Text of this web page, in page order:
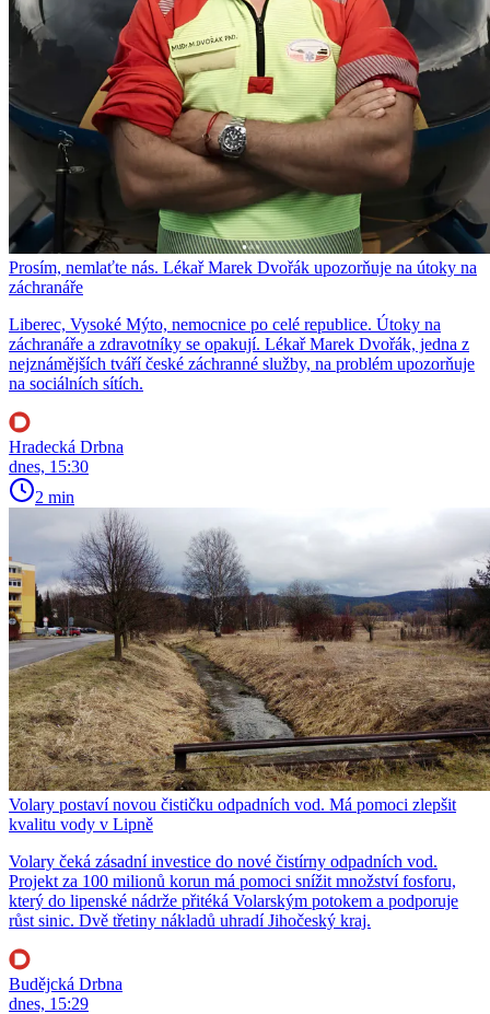
Prosím, nemlaťte nás. Lékař Marek Dvořák upozorňuje na útoky na
záchranáře
Liberec, Vysoké Mýto, nemocnice po celé republice. Útoky na
záchranáře a zdravotníky se opakují. Lékař Marek Dvořák, jedna z
nejznámějších tváří české záchranné služby, na problém upozorňuje
na sociálních sítích.
Hradecká Drbna
dnes, 15:30
2 min
Volary postaví novou čističku odpadních vod. Má pomoci zlepšit
kvalitu vody v Lipně
Volary čeká zásadní investice do nové čistírny odpadních vod.
Projekt za 100 milionů korun má pomoci snížit množství fosforu,
který do lipenské nádrže přitéká Volarským potokem a podporuje
růst sinic. Dvě třetiny nákladů uhradí Jihočeský kraj.
Budějcká Drbna
dnes, 15:29